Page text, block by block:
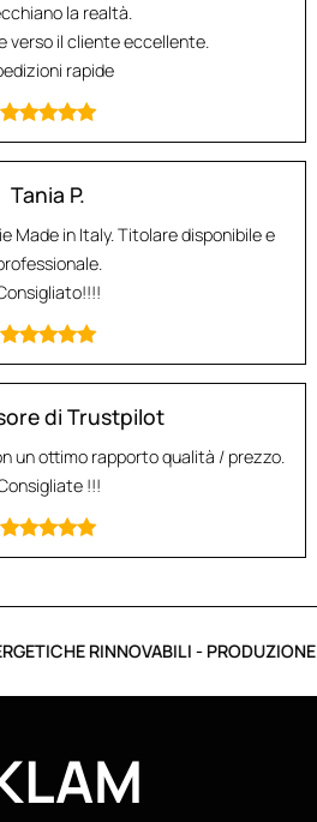
la realtà.
verso il cliente eccellente.
rapide
Tania P.
Made in Italy. Titolare disponibile e
di Trustpilot
un ottimo rapporto qualità / prezzo.
!!!
RINNOVABILI -